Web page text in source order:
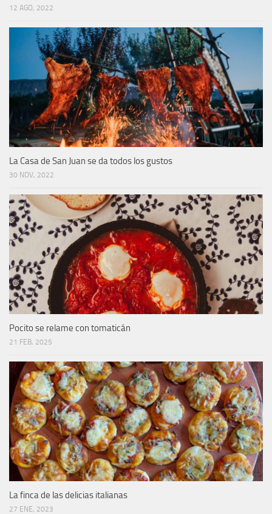
12 AGO, 2022
La Casa de San Juan se da todos los gustos
30 NOV, 2022
Pocito se relame con tomaticán
21 FEB, 2025
La finca de las delicias italianas
27 ENE, 2023